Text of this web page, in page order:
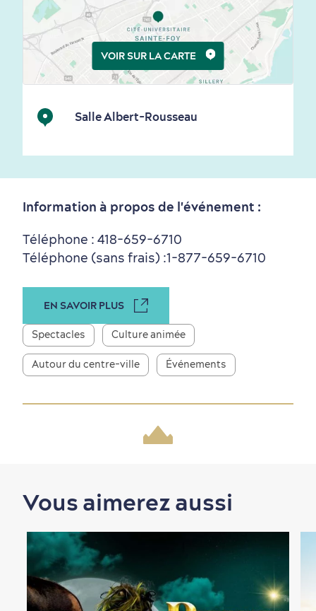
Saisons et climat
Culture animée
Magasinage
En famille
écoresponsable
Salle Albert-Rousseau
VOIR SUR LA CARTE
Information à propos de l'événement :
Téléphone : 418-659-6710
Téléphone (sans frais) :1-877-659-6710
EN SAVOIR PLUS
Spectacles Culture animée
Autour du centre-ville Événements
Vous aimerez aussi